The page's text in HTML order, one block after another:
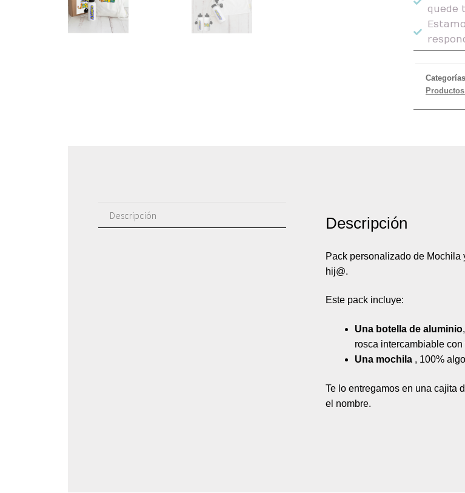
quede
Categorías
Descripción Descripción
Pack personalizado de
hij@.
Este pack incluye:
Una botella de aluminio
rosca intercambiable
Una mochila , 100%
Te lo entregamos en una cajita
el nombre.